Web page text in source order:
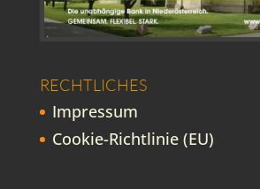
RECHTLICHES
Impressum
Cookie-Richtlinie (EU)